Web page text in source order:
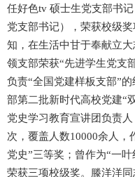
任好色tv 硕士生党支部书
党支部书记），荣获校级
知，在生活中甘于奉献立
领支部荣获“先进学生党支
负责“全国党建样板支部”
部第二批新时代高校党建“
党史学习教育宣讲团负责
次，覆盖人数10000余人，
党史”三等奖；曾作为“一
荣获三项校级奖。滕洋洋